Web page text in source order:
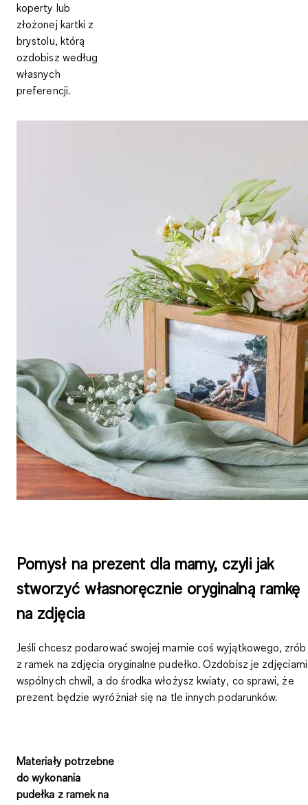
koperty lub
złożonej kartki z
brystolu, którą
ozdobisz według
własnych
preferencji.
Pomysł na prezent dla mamy, czyli jak
stworzyć własnoręcznie oryginalną ramkę
na zdjęcia
Jeśli chcesz podarować swojej mamie coś wyjątkowego, zrób
z ramek na zdjęcia oryginalne pudełko. Ozdobisz je zdjęciami
wspólnych chwil, a do środka włożysz kwiaty, co sprawi, że
prezent będzie wyróżniał się na tle innych podarunków.
Materiały potrzebne
do wykonania
pudełka z ramek na